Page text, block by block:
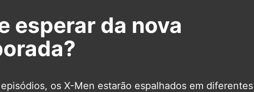
esperar da nova
os X-Men estarão espalhados em diferentes